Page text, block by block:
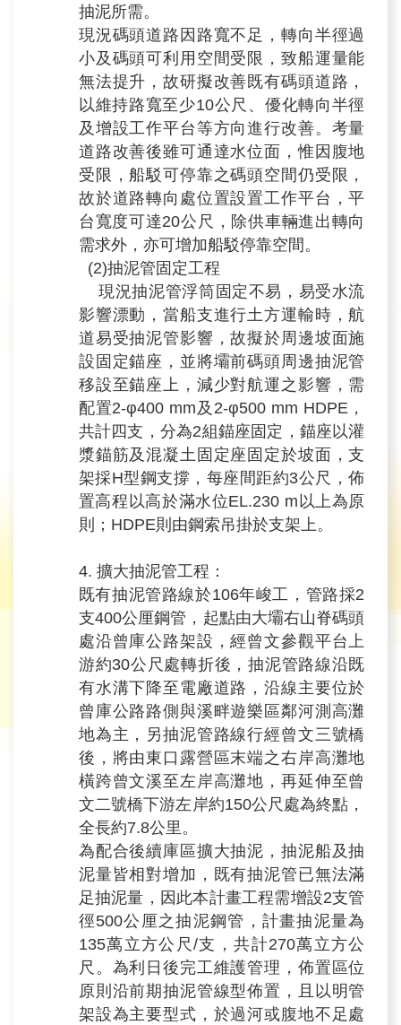
抽泥所需。
現況碼頭道路因路寬不足，轉向半徑過
小及碼頭可利用空間受限，致船運量能
無法提升，故研擬改善既有碼頭道路，
以維持路寬至少10公尺、優化轉向半徑
及增設工作平台等方向進行改善。考量
道路改善後雖可通達水位面，惟因腹地
受限，船駁可停靠之碼頭空間仍受限，
故於道路轉向處位置設置工作平台，平
台寬度可達20公尺，除供車輛進出轉向
需求外，亦可增加船駁停靠空間。
(2)抽泥管固定工程
現況抽泥管浮筒固定不易，易受水流
影響漂動，當船支進行土方運輸時，航
道易受抽泥管影響，故擬於周邊坡面施
設固定錨座，並將壩前碼頭周邊抽泥管
移設至錨座上，減少對航運之影響，需
配置2-φ400 mm及2-φ500 mm HDPE，
共計四支，分為2組錨座固定，錨座以灌
漿錨筋及混凝土固定座固定於坡面，支
架採H型鋼支撐，每座間距約3公尺，佈
置高程以高於滿水位EL.230 m以上為原
則；HDPE則由鋼索吊掛於支架上。
4. 擴大抽泥管工程：
既有抽泥管路線於106年峻工，管路採2
支400公厘鋼管，起點由大壩右山脊碼頭
處沿曾庫公路架設，經曾文參觀平台上
游約30公尺處轉折後，抽泥管路線沿既
有水溝下降至電廠道路，沿線主要位於
曾庫公路路側與溪畔遊樂區鄰河測高灘
地為主，另抽泥管路線行經曾文三號橋
後，將由東口露營區末端之右岸高灘地
橫跨曾文溪至左岸高灘地，再延伸至曾
文二號橋下游左岸約150公尺處為終點，
全長約7.8公里。
為配合後續庫區擴大抽泥，抽泥船及抽
泥量皆相對增加，既有抽泥管已無法滿
足抽泥量，因此本計畫工程需增設2支管
徑500公厘之抽泥鋼管，計畫抽泥量為
135萬立方公尺/支，共計270萬立方公
尺。為利日後完工維護管理，佈置區位
原則沿前期抽泥管線型佈置，且以明管
架設為主要型式，於過河或腹地不足處